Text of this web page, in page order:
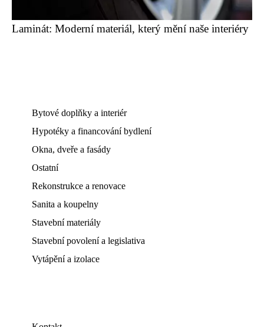
Laminát: Moderní materiál, který mění naše interiéry
Bytové doplňky a interiér
Hypotéky a financování bydlení
Okna, dveře a fasády
Ostatní
Rekonstrukce a renovace
Sanita a koupelny
Stavební materiály
Stavební povolení a legislativa
Vytápění a izolace